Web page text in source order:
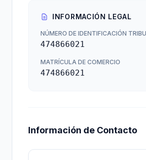
INFORMACIÓN LEGAL
NÚMERO DE IDENTIFICACIÓN
474866021
MATRÍCULA DE COMERCIO
474866021
Información de Contacto